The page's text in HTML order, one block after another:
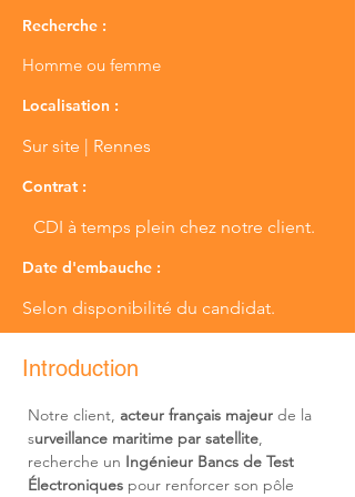
Recherche :
Homme ou femme
Localisation :
Sur site | Rennes
Contrat :
CDI à temps plein chez notre client.
Date d'embauche :
Selon disponibilité du candidat.
Introduction
Notre client, acteur français majeur de la
surveillance maritime par satellite,
recherche un Ingénieur Bancs de Test
Électroniques pour renforcer son pôle